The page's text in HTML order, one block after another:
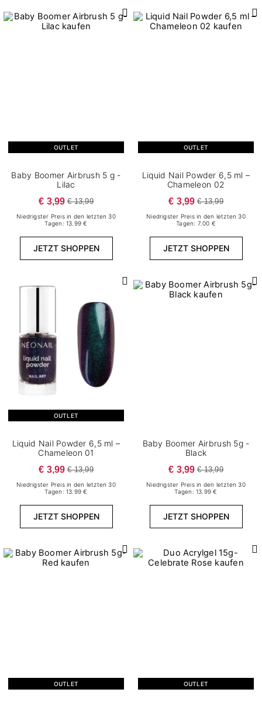
OUTLET
Baby Boomer Airbrush 5 g -
Lilac
€ 3,99 € 13,99
Niedrigster Preis in den letzten 30
Tagen: 13.99 €
JETZT SHOPPEN
OUTLET
Liquid Nail Powder 6,5 ml –
Chameleon 02
€ 3,99 € 13,99
Niedrigster Preis in den letzten 30
Tagen: 7.00 €
JETZT SHOPPEN
OUTLET
Liquid Nail Powder 6,5 ml –
Chameleon 01
€ 3,99 € 13,99
Niedrigster Preis in den letzten 30
Tagen: 13.99 €
JETZT SHOPPEN
Baby Boomer Airbrush 5g -
Black
€ 3,99 € 13,99
Niedrigster Preis in den letzten 30
Tagen: 13.99 €
JETZT SHOPPEN
OUTLET OUTLET